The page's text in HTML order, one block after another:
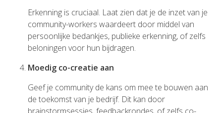
Erkenning is cruciaal. Laat zien dat je de inzet van je
community-workers waardeert door middel van
persoonlijke bedankjes, publieke erkenning, of zelfs
beloningen voor hun bijdragen.
Moedig co-creatie aan
Geef je community de kans om mee te bouwen aan
de toekomst van je bedrijf. Dit kan door